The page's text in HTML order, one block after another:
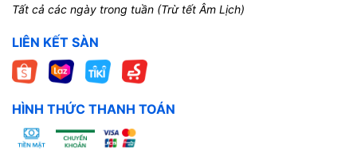
Tất cả các ngày trong tuần (Trừ tết Âm Lịch)
LIÊN KẾT SÀN
HÌNH THỨC THANH TOÁN